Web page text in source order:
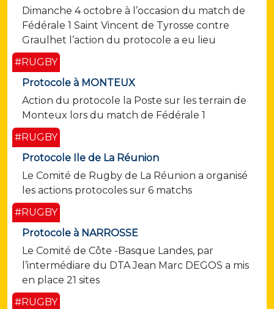
Dimanche 4 octobre à l’occasion du match de
Fédérale 1 Saint Vincent de Tyrosse contre
Graulhet l’action du protocole a eu lieu
#RUGBY
Protocole à MONTEUX
Action du protocole la Poste sur les terrain de
Monteux lors du match de Fédérale 1
#RUGBY
Protocole Ile de La Réunion
Le Comité de Rugby de La Réunion a organisé
les actions protocoles sur 6 matchs
#RUGBY
Protocole à NARROSSE
Le Comité de Côte -Basque Landes, par
l’intermédiare du DTA Jean Marc DEGOS a mis
en place 21 sites
#RUGBY